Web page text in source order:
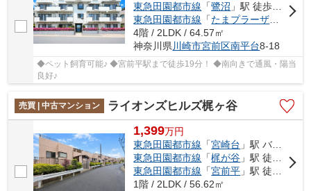
東急田園都市線 「鷺沼 」駅 徒歩23分
東急田園都市線 「たまプラーザ」駅 徒
4階 / 2LDK / 64.57㎡
神奈川県川崎市宮前区南平台8-18
◆ペット飼育可能♪ ◆宮前平駅まで徒歩19分！ ◆南向きで通風・陽当
良好♪
売買 | 中古マンション ライオンズヒルズ梶ヶ谷
1,399万円
東急田園都市線 「宮崎台 」駅 バス9分 「山下」 停歩6分
東急田園都市線 「梶が谷 」駅 徒歩27分
東急田園都市線 「宮前平 」駅 徒歩29分
1階 / 2LDK / 56.62㎡